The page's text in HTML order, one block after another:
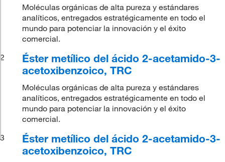
Moléculas orgánicas de alta pureza y estándares
analíticos, entregados estratégicamente en todo el
mundo para potenciar la innovación y el éxito
comercial.
2
Éster metílico del ácido 2-acetamido-3-
acetoxibenzoico, TRC
Moléculas orgánicas de alta pureza y estándares
analíticos, entregados estratégicamente en todo el
mundo para potenciar la innovación y el éxito
comercial.
3
Éster metílico del ácido 2-acetamido-3-
acetoxibenzoico, TRC